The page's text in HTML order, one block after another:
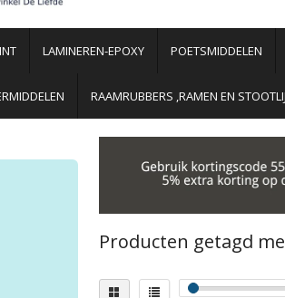
LAMINEREN-EPOXY POETSMIDDELEN
RAAMRUBBERS ,RAMEN EN
Producten getagd